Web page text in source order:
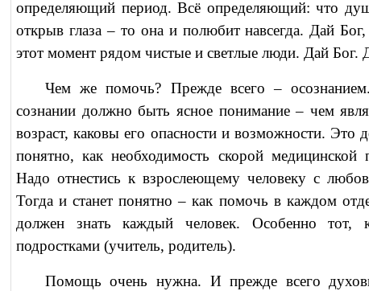
определяющий период. Всё определяющий: что
открыв глаза – то она и полюбит навсегда. Дай
этот момент рядом чистые и светлые люди. Дай Бог.
Чем же помочь? Прежде всего –
сознании должно быть ясное понимание – чем
возраст, каковы его опасности и возможности. Это
понятно, как необходимость скорой
Надо отнестись к взрослеющему человеку с
Тогда и станет понятно – как помочь в каждом
должен знать каждый человек. Особенно тот,
подростками (учитель, родитель).
Помощь очень нужна. И прежде всего